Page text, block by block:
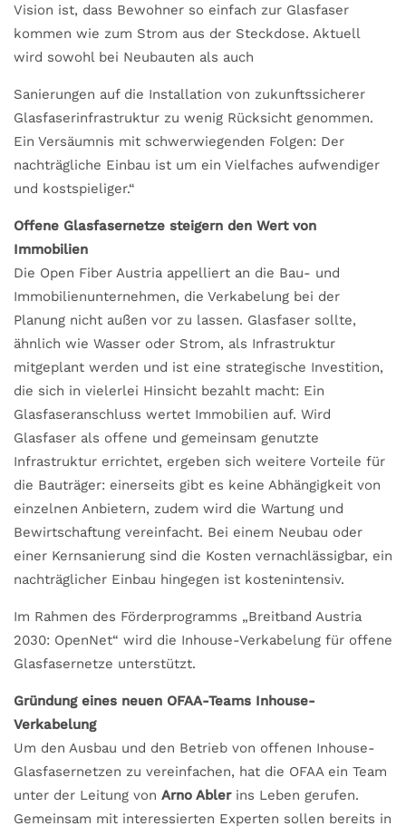
Vision ist, dass Bewohner so einfach zur Glasfaser
kommen wie zum Strom aus der Steckdose. Aktuell
wird sowohl bei Neubauten als auch
Sanierungen auf die Installation von zukunftssicherer
Glasfaserinfrastruktur zu wenig Rücksicht genommen.
Ein Versäumnis mit schwerwiegenden Folgen: Der
nachträgliche Einbau ist um ein Vielfaches aufwendiger
und kostspieliger.“
Offene Glasfasernetze steigern den Wert von
Immobilien
Die Open Fiber Austria appelliert an die Bau- und
Immobilienunternehmen, die Verkabelung bei der
Planung nicht außen vor zu lassen. Glasfaser sollte,
ähnlich wie Wasser oder Strom, als Infrastruktur
mitgeplant werden und ist eine strategische Investition,
die sich in vielerlei Hinsicht bezahlt macht: Ein
Glasfaseranschluss wertet Immobilien auf. Wird
Glasfaser als offene und gemeinsam genutzte
Infrastruktur errichtet, ergeben sich weitere Vorteile für
die Bauträger: einerseits gibt es keine Abhängigkeit von
einzelnen Anbietern, zudem wird die Wartung und
Bewirtschaftung vereinfacht. Bei einem Neubau oder
einer Kernsanierung sind die Kosten vernachlässigbar, ein
nachträglicher Einbau hingegen ist kostenintensiv.
Im Rahmen des Förderprogramms „Breitband Austria
2030: OpenNet“ wird die Inhouse-Verkabelung für offene
Glasfasernetze unterstützt.
Gründung eines neuen OFAA-Teams Inhouse-
Verkabelung
Um den Ausbau und den Betrieb von offenen Inhouse-
Glasfasernetzen zu vereinfachen, hat die OFAA ein Team
unter der Leitung von Arno Ablerins Leben gerufen.
Gemeinsam mit interessierten Experten sollen bereits in